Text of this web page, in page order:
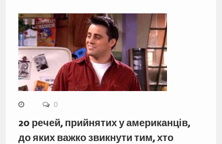
0
20 речей, прийнятих у американців,
до яких важко звикнути тим, хто